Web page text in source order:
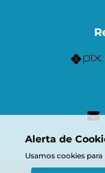
Alerta de
Usamos cookies